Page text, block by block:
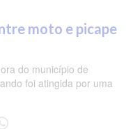
moto e picape
do município de
foi atingida por uma